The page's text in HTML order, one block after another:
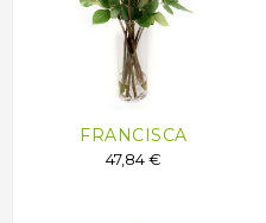
FRANCISCA
47,84 €